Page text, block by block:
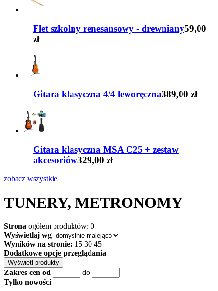
Flet szkolny renesansowy - drewniany59,00
zł
Gitara klasyczna 4/4 leworęczna389,00 zł
Gitara klasyczna MSA C25 + zestaw
akcesoriów329,00 zł
zobacz wszystkie
TUNERY, METRONOMY
Strona ogółem produktów: 0
Wyświetlaj wg
Wyników na stronie: 15 30 45
Dodatkowe opcje przeglądania
Zakres cen od
do
Tylko nowości